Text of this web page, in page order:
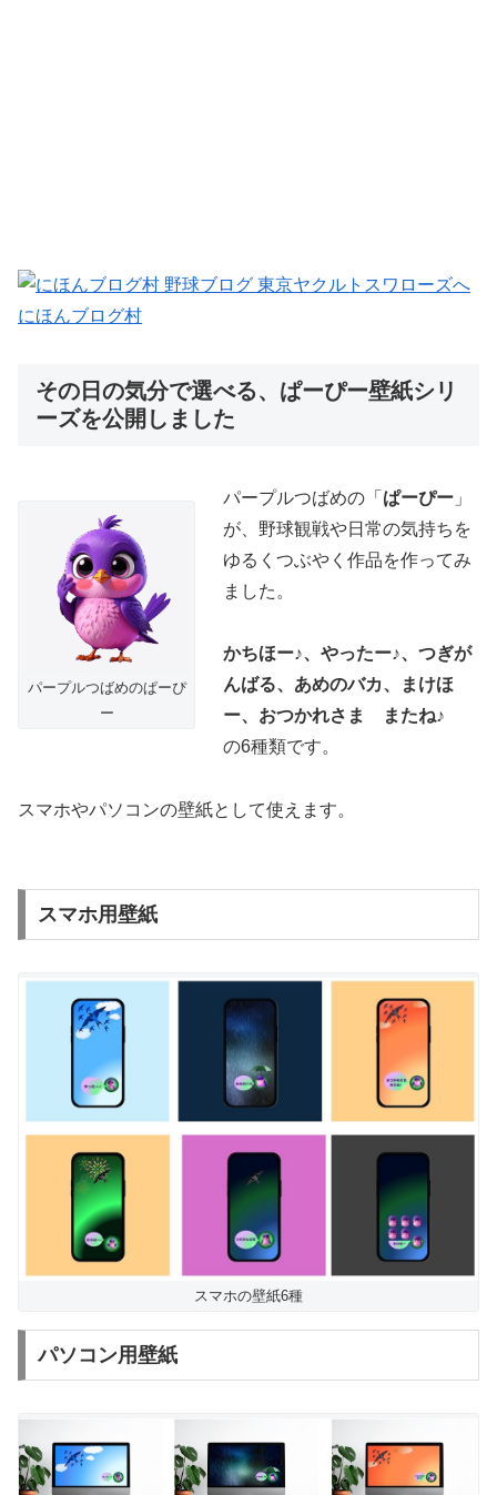
にほんブログ村
その日の気分で選べる、ぱーぴー壁紙シリ
ーズを公開しました
パープルつばめのぱーぴ
ー
パープルつばめの「 ぱーぴー 」
が、野球観戦や日常の気持ちを
ゆるくつぶやく作品を作ってみ
ました。
かちほー♪、やったー♪、つぎが
んばる、あめのバカ、まけほ
ー、おつかれさま またね♪
の6種類です。
スマホやパソコンの壁紙として使えます。
スマホ用壁紙
スマホの壁紙6種
パソコン用壁紙